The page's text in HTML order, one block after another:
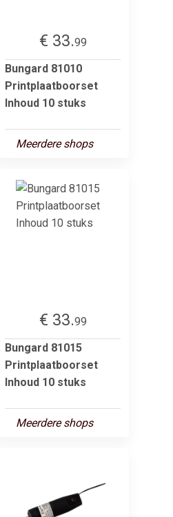
€ 33.99
Bungard 81010
Printplaatboorset
Inhoud 10 stuks
Meerdere shops
€ 33.99
Bungard 81015
Printplaatboorset
Inhoud 10 stuks
Meerdere shops